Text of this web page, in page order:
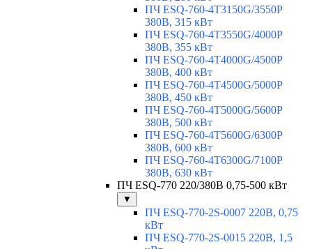
ПЧ ESQ-760-4T3150G/3550P
380В, 315 кВт
ПЧ ESQ-760-4T3550G/4000P
380В, 355 кВт
ПЧ ESQ-760-4T4000G/4500P
380В, 400 кВт
ПЧ ESQ-760-4T4500G/5000P
380В, 450 кВт
ПЧ ESQ-760-4T5000G/5600P
380В, 500 кВт
ПЧ ESQ-760-4T5600G/6300P
380В, 600 кВт
ПЧ ESQ-760-4T6300G/7100P
380В, 630 кВт
ПЧ ESQ-770 220/380В 0,75-500 кВт
▼
ПЧ ESQ-770-2S-0007 220В, 0,75
кВт
ПЧ ESQ-770-2S-0015 220В, 1,5